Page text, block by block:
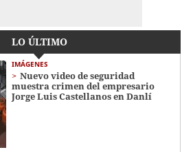
LO ÚLTIMO
IMÁGENES
Nuevo video de seguridad
muestra crimen del empresario
Jorge Luis Castellanos en Danlí